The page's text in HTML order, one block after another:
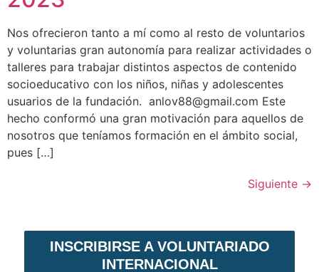
Nos ofrecieron tanto a mí como al resto de voluntarios
y voluntarias gran autonomía para realizar actividades o
talleres para trabajar distintos aspectos de contenido
socioeducativo con los niños, niñas y adolescentes
usuarios de la fundación. anlov88@gmail.com Este
hecho conformó una gran motivación para aquellos de
nosotros que teníamos formación en el ámbito social,
pues […]
Siguiente →
INSCRIBIRSE A VOLUNTARIADO
INTERNACIONAL